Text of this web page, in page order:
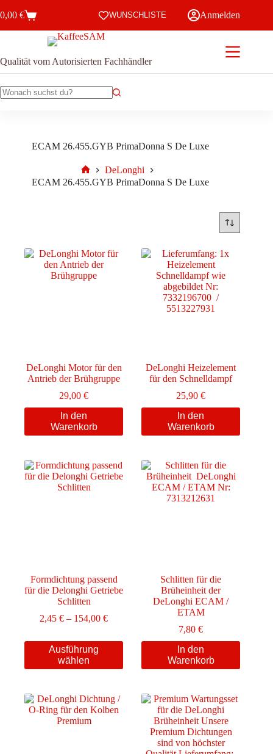
Inhalt
Warenkorb
0,00 € WUNSCHLISTE Anmelden
Qualität vom Autorisierten Fachhändler
ECAM 26.455.GYB PrimaDonna S De Luxe
Start
DeLonghi
ECAM 26.455.GYB PrimaDonna S De Luxe
DeLonghi Motor für den
Antrieb der Brühgruppe
29,00€
In den
Warenkorb
DeLonghi Heizelement
für den Schnelldampf
25,90€
In den
Warenkorb
Formdichtung passend
für die Delonghi Getriebe
Schlitten
2,45€ – 154,00€Preisspanne:
bis
Ausführung
wählen
Dieses
Produkt
weist
auf.
Die
Optionen
Schlitten für die
Brüheinheit der
DeLonghi ECAM /
ETAM
7,80€
In den
Warenkorb